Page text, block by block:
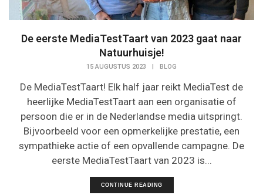
De eerste MediaTestTaart van 2023 gaat naar
Natuurhuisje!
15 AUGUSTUS 2023 | BLOG
De MediaTestTaart! Elk half jaar reikt MediaTest de
heerlijke MediaTestTaart aan een organisatie of
persoon die er in de Nederlandse media uitspringt.
Bijvoorbeeld voor een opmerkelijke prestatie, een
sympathieke actie of een opvallende campagne. De
eerste MediaTestTaart van 2023 is...
CONTINUE READING